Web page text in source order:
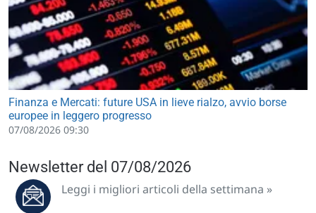
Finanza e Mercati: future USA in lieve rialzo, avvio borse
europee in leggero progresso
07/08/2026 09:30
Newsletter del 07/08/2026
Leggi i migliori articoli della settimana »